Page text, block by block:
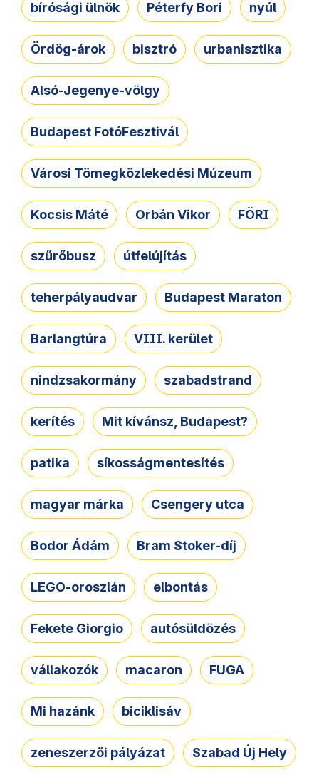
bírósági ülnök Péterfy Bori nyúl
Ördög-árok bisztró urbanisztika
Alsó-Jegenye-völgy
Budapest FotóFesztivál
Városi Tömegközlekedési Múzeum
Kocsis Máté Orbán Vikor FÖRI
szűrőbusz útfelújítás
teherpályaudvar Budapest Maraton
Barlangtúra VIII. kerület
nindzsakormány szabadstrand
kerítés Mit kívánsz, Budapest?
patika síkosságmentesítés
magyar márka Csengery utca
Bodor Ádám Bram Stoker-díj
LEGO-oroszlán elbontás
Fekete Giorgio autósüldözés
vállakozók macaron FUGA
Mi hazánk biciklisáv
zeneszerzői pályázat Szabad Új Hely